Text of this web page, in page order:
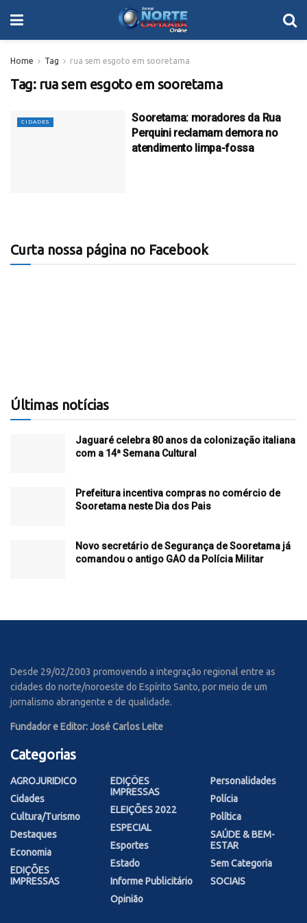
Home Tag rua sem esgoto em sooretama
Tag: rua sem esgoto em sooretama
CIDADES
Sooretama: moradores da Rua
Perquini reclamam demora no
atendimento limpa-fossa
Curta nossa página no Facebook
Últimas notícias
Jaguaré celebra 80 anos da colonização italiana
com a 14ª Semana Cultural
Prefeitura incentiva compras no comércio de
Sooretama neste Dia dos Pais
Novo secretário de Segurança de Sooretama já
comandou o antigo GAO da Polícia Militar
Desde 29/02/2003 promovendo a integração regional entre as
cidades do norte/noroeste do Espírito Santo, por meio de um
jornalismo abrangente e de qualidade.
Fundador e Editor: José Carlos Leite
Categorias
AGROJURIDICO
Cidades
Cultura/Turismo
Destaques
Economia
EDIÇÕES
IMPRESSAS
EDIÇÕES
IMPRESSAS
ELEIÇÕES 2022
ESPECIAL
Esportes
Estado
Informe Publicitário
Opinião
Personalidades
Polícia
Política
SAÚDE & BEM-
ESTAR
Sem Categoria
SOCIAIS